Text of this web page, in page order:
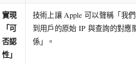
實現
「可
否認
性」
技術上讓 Apple 可以聲稱「我
到用戶的原始 IP 與查詢的對應
係」。